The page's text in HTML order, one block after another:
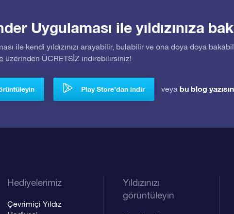
Uygulaması ile yıldızınıza
ile kendi yıldızınızı arayabilir, bulabilir ve ona doya doya
üzerinden ÜCRETSİZ indirebilirsiniz!
Play Store’dan indir veya bu blog
Hediyelerimiz
Çevrimiçi Yıldız
Yıldızınızı
görüntüleyin